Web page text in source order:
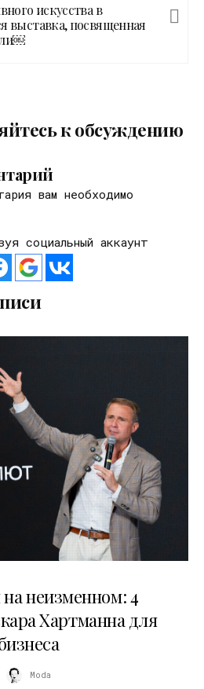
искусства в
выставка, посвященная
к обсуждению
вам необходимо
социальный аккаунт
неизменном: 4
Хартманна для
Moda